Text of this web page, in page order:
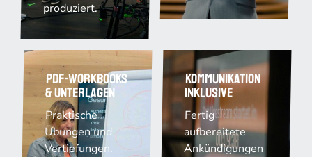
produziert.
PDF-Workbooks
& Unterlagen
Praktische
Übungen und
Vertiefungen.
Kommunikation
inklusive
Fertig
aufbereitete
Ankündigungen